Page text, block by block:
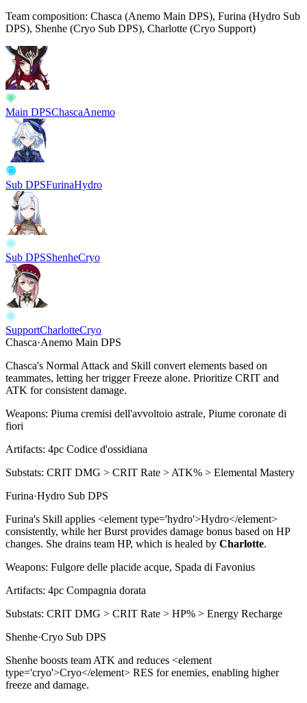
Team composition: Chasca (Anemo Main DPS), Furina (Hydro Sub
DPS), Shenhe (Cryo Sub DPS), Charlotte (Cryo Support)
Main DPSChascaAnemo
Sub DPSFurinaHydro
Sub DPSShenheCryo
SupportCharlotteCryo
Chasca·Anemo Main DPS
Chasca's Normal Attack and Skill convert elements based on
teammates, letting her triggerFreeze alone. Prioritize CRIT and
ATK for consistent damage.
Weapons: Piuma cremisi dell'avvoltoio astrale, Piume coronate di
fiori
Artifacts: 4pc Codice d'ossidiana
Substats: CRIT DMG > CRIT Rate > ATK% > Elemental Mastery
Furina·Hydro Sub DPS
Furina's Skill applies <element type='hydro'>Hydro</element>
consistently, while herBurstprovides damage bonus based on HP
changes. She drains team HP, which is healed by Charlotte.
Weapons: Fulgore delle placide acque, Spada di Favonius
Artifacts: 4pc Compagnia dorata
Substats: CRIT DMG > CRIT Rate > HP% > Energy Recharge
Shenhe·Cryo Sub DPS
Shenhe boosts teamATK and reduces <element
type='cryo'>Cryo</element> RES for enemies, enabling higher
freeze and damage.